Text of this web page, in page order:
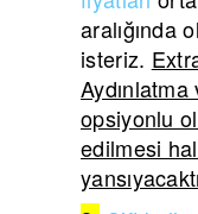
aralığında
isteriz.
opsiyonlu
edilmesi